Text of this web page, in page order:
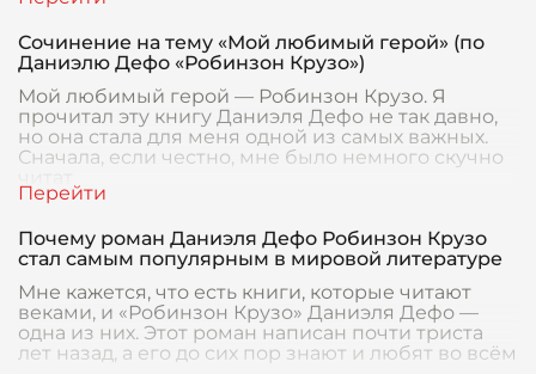
Сочинение на тему «Мой любимый герой» (по
Даниэлю Дефо «Робинзон Крузо»)
Мой любимый герой — Робинзон Крузо. Я
прочитал эту книгу Даниэля Дефо не так давно,
но она стала для меня одной из самых важных.
Сначала, если честно, мне было немного скучно
Почему роман Даниэля Дефо Робинзон Крузо
стал самым популярным в мировой литературе
Мне кажется, что есть книги, которые читают
веками, и «Робинзон Крузо» Даниэля Дефо —
одна из них. Этот роман написан почти триста
лет назад, а его до сих пор знают и любят во всём